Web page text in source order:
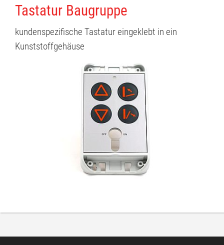
Tastatur Baugruppe
kundenspezifische Tastatur eingeklebt in ein
Kunststoffgehäuse